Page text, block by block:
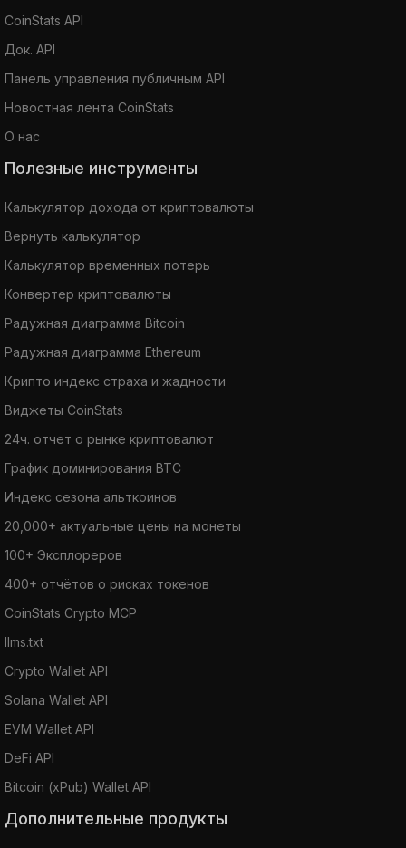
CoinStats API
Док. API
Панель управления публичным API
Новостная лента CoinStats
О нас
Полезные инструменты
Калькулятор дохода от криптовалюты
Вернуть калькулятор
Калькулятор временных потерь
Конвертер криптовалюты
Радужная диаграмма Bitcoin
Радужная диаграмма Ethereum
Крипто индекс страха и жадности
Виджеты CoinStats
24ч. отчет о рынке криптовалют
График доминирования BTC
Индекс сезона альткоинов
20,000+ актуальные цены на монеты
100+ Эксплореров
400+ отчётов о рисках токенов
CoinStats Crypto MCP
llms.txt
Crypto Wallet API
Solana Wallet API
EVM Wallet API
DeFi API
Bitcoin (xPub) Wallet API
Дополнительные продукты